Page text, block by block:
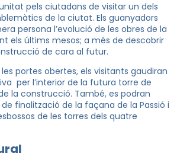
pels ciutadans de visitar un dels
de la ciutat. Els guanyadors
persona l’evolució de les obres de la
els últims mesos; a més de descobrir
de cara al futur.
portes obertes, els visitants gaudiran
per l’interior de la futura torre de
la construcció. També, es podran
finalització de la façana de la Passió i
de les torres dels quatre